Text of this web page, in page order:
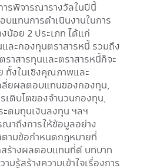
รพิจารณารางวัลในปีนี้
แทนการดำเนินงานในการ
น้อย 2 ประเภท ได้แก่
ละกองทุนตราสารหนี้ รวมถึง
าสารทุนและตราสารหนี้ก็จะ
ทั้งในเชิงคุณภาพและ
ลี่ยผลตอบแทนของกองทุน,
เติบโตของจำนวนกองทุน,
ะดมทุนเงินลงทุน ฯลฯ
าถึงการให้ข้อมูลอย่าง
ามข้อกำหนดกฎหมายที่
สร้างผลตอบแทนที่ดี บทบาท
มรู้สร้างความเข้าใจเรื่องการ